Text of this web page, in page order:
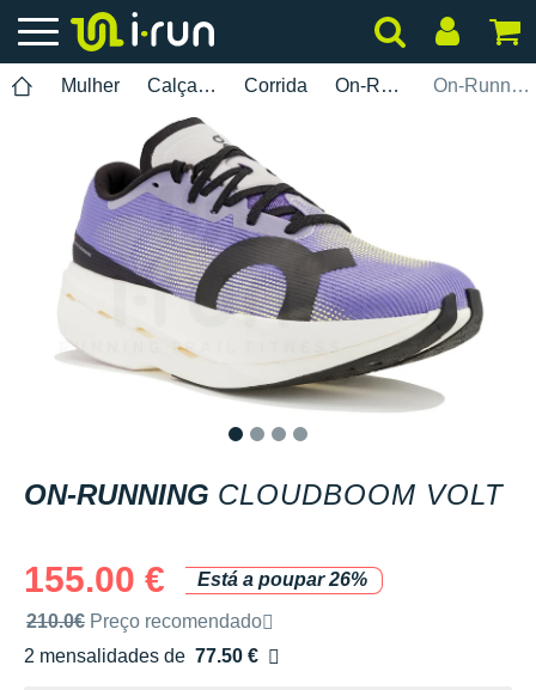
Mulher Calçados Corrida On-Running On-Running Cloudboom Volt
ON-RUNNING CLOUDBOOM VOLT
155.00 €
Está a poupar 26%
Preço de venda recomendado pela marca
210.0€ Preço recomendado
2 mensalidades de 77.50 €
sem custos